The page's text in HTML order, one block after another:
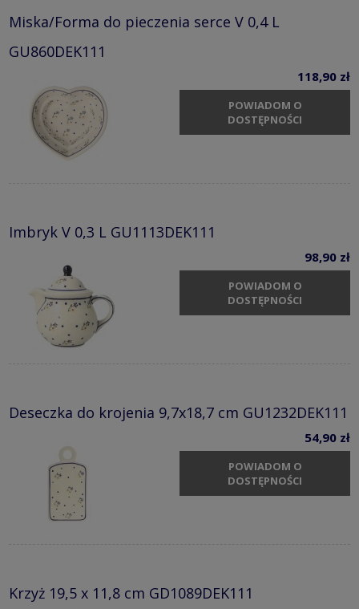
Miska/Forma do pieczenia serce V 0,4 L
GU860DEK111
118,90 zł
POWIADOM O
DOSTĘPNOŚCI
Imbryk V 0,3 L GU1113DEK111
98,90 zł
POWIADOM O
DOSTĘPNOŚCI
Deseczka do krojenia 9,7x18,7 cm GU1232DEK111
54,90 zł
POWIADOM O
DOSTĘPNOŚCI
Krzyż 19,5 x 11,8 cm GD1089DEK111